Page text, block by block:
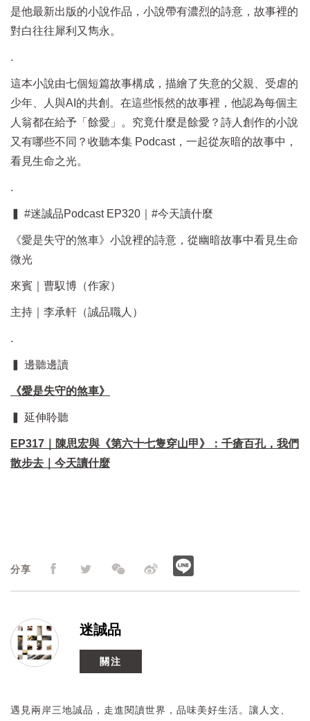
是他最新出版的小說作品，小說帶有濃烈的詩意，故事裡的
對白往往犀利又雋永。
.
這本小說由七個短篇故事構成，描繪了失意的父親、受虐的
少年、人與AI的共創。在這些悵然的故事裡，他認為每個主
人翁都在給予「餘愛」。究竟什麼是餘愛？詩人創作的小說
又有哪些不同？收聽本集 Podcast，一起從灰暗的故事中，
看見生命之光。
.
▍ #迷誠品Podcast EP320｜#今天讀什麼
《愛是失守的煞車》小說裡的詩意，從幽暗故事中看見生命
微光
來賓｜曹馭博（作家）
主持｜李承軒（誠品職人）
.
▍ 邊聽邊讀
《愛是失守的煞車》
▍ 延伸聆聽
EP317｜陳思宏與《第六十七隻穿山甲》：千瘡百孔，我們
散步去｜今天讀什麼
分享
迷誠品
關注
遇見兩岸三地誠品，走進閱讀世界，品味美好生活。讓人文、